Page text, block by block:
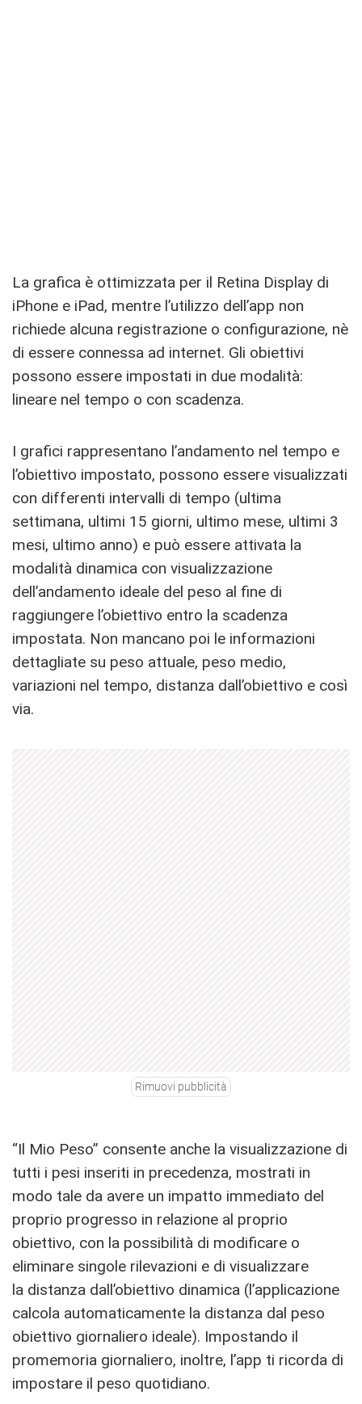
La grafica è ottimizzata per il Retina Display di
iPhone e iPad, mentre l’utilizzo dell’app non
richiede alcuna registrazione o configurazione, nè
di essere connessa ad internet. Gli obiettivi
possono essere impostati in due modalità:
lineare nel tempo o con scadenza.
I grafici rappresentano l’andamento nel tempo e
l’obiettivo impostato, possono essere visualizzati
con differenti intervalli di tempo (ultima
settimana, ultimi 15 giorni, ultimo mese, ultimi 3
mesi, ultimo anno) e può essere attivata la
modalità dinamica con visualizzazione
dell’andamento ideale del peso al fine di
raggiungere l’obiettivo entro la scadenza
impostata. Non mancano poi le informazioni
dettagliate su peso attuale, peso medio,
variazioni nel tempo, distanza dall’obiettivo e così
via.
Rimuovi pubblicità
“Il Mio Peso” consente anche la visualizzazione di
tutti i pesi inseriti in precedenza, mostrati in
modo tale da avere un impatto immediato del
proprio progresso in relazione al proprio
obiettivo, con la possibilità di modificare o
eliminare singole rilevazioni e di visualizzare
la distanza dall’obiettivo dinamica (l’applicazione
calcola automaticamente la distanza dal peso
obiettivo giornaliero ideale). Impostando il
promemoria giornaliero, inoltre, l’app ti ricorda di
impostare il peso quotidiano.